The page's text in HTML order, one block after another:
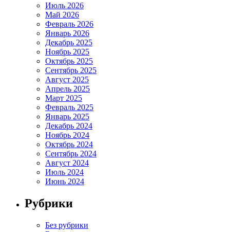
Июль 2026
Май 2026
Февраль 2026
Январь 2026
Декабрь 2025
Ноябрь 2025
Октябрь 2025
Сентябрь 2025
Август 2025
Апрель 2025
Март 2025
Февраль 2025
Январь 2025
Декабрь 2024
Ноябрь 2024
Октябрь 2024
Сентябрь 2024
Август 2024
Июль 2024
Июнь 2024
Рубрики
Без рубрики